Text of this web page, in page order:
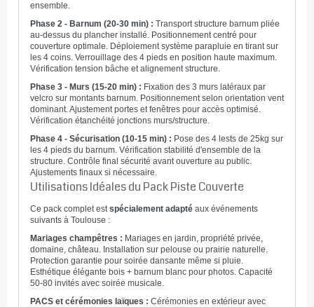
ensemble.
Phase 2 - Barnum (20-30 min) : Transport structure barnum pliée
au-dessus du plancher installé. Positionnement centré pour
couverture optimale. Déploiement système parapluie en tirant sur
les 4 coins. Verrouillage des 4 pieds en position haute maximum.
Vérification tension bâche et alignement structure.
Phase 3 - Murs (15-20 min) : Fixation des 3 murs latéraux par
velcro sur montants barnum. Positionnement selon orientation vent
dominant. Ajustement portes et fenêtres pour accès optimisé.
Vérification étanchéité jonctions murs/structure.
Phase 4 - Sécurisation (10-15 min) : Pose des 4 lests de 25kg sur
les 4 pieds du barnum. Vérification stabilité d'ensemble de la
structure. Contrôle final sécurité avant ouverture au public.
Ajustements finaux si nécessaire.
Utilisations Idéales du Pack Piste Couverte
Ce pack complet estspécialement adapté aux événements
suivants à Toulouse :
Mariages champêtres : Mariages en jardin, propriété privée,
domaine, château. Installation sur pelouse ou prairie naturelle.
Protection garantie pour soirée dansante même si pluie.
Esthétique élégante bois + barnum blanc pour photos. Capacité
50-80 invités avec soirée musicale.
PACS et cérémonies laïques : Cérémonies en extérieur avec